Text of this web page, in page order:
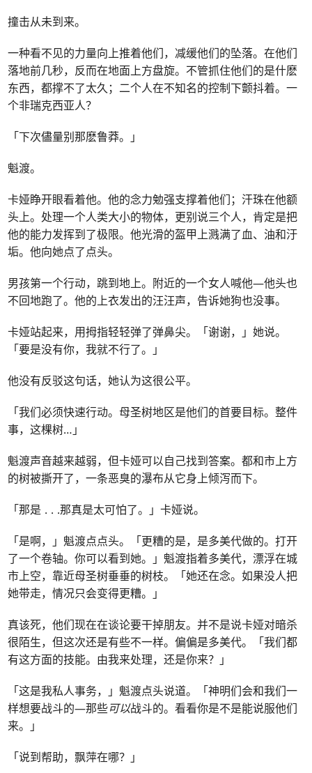
撞击从未到来。
一种看不见的力量向上推着他们，减缓他们的坠落。在他们
落地前几秒，反而在地面上方盘旋。不管抓住他们的是什麽
东西，都撑不了太久；二个人在不知名的控制下颤抖着。一
个非瑞克西亚人？
「下次儘量别那麽鲁莽。」
魁渡。
卡娅睁开眼看着他。他的念力勉强支撑着他们；汗珠在他额
头上。处理一个人类大小的物体，更别说三个人，肯定是把
他的能力发挥到了极限。他光滑的盔甲上溅满了血、油和汙
垢。他向她点了点头。
男孩第一个行动，跳到地上。附近的一个女人喊他—他头也
不回地跑了。他的上衣发出的汪汪声，告诉她狗也没事。
卡娅站起来，用拇指轻轻弹了弹鼻尖。「谢谢，」她说。
「要是没有你，我就不行了。」
他没有反驳这句话，她认为这很公平。
「我们必须快速行动。母圣树地区是他们的首要目标。整件
事，这棵树… 」
魁渡声音越来越弱，但卡娅可以自己找到答案。都和市上方
的树被撕开了，一条恶臭的瀑布从它身上倾泻而下。
「那是 . . .那真是太可怕了。」卡娅说。
「是啊，」魁渡点点头。「更糟的是，是多美代做的。打开
了一个卷轴。你可以看到她。」魁渡指着多美代，漂浮在城
市上空，靠近母圣树垂垂的树枝。「她还在念。如果没人把
她带走，情况只会变得更糟。」
真该死，他们现在在谈论要干掉朋友。并不是说卡娅对暗杀
很陌生，但这次还是有些不一样。偏偏是多美代。「我们都
有这方面的技能。由我来处理，还是你来？」
「这是我私人事务，」魁渡点头说道。「神明们会和我们一
样想要战斗的—那些可以战斗的。看看你是不是能说服他们
来。」
「说到帮助，飘萍在哪？」